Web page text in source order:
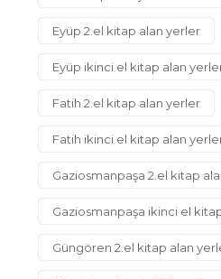
Eyüp 2.el kitap alan yerler
Eyüp ikinci el kitap alan
Fatih 2.el kitap alan yerler
Fatih ikinci el kitap alan
Gaziosmanpaşa 2.el kitap
Gaziosmanpaşa ikinci el
Güngören 2.el kitap alan